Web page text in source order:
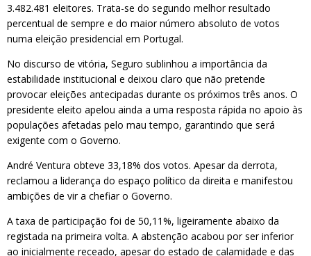
3.482.481 eleitores. Trata-se do segundo melhor resultado
percentual de sempre e do maior número absoluto de votos
numa eleição presidencial em Portugal.
No discurso de vitória, Seguro sublinhou a importância da
estabilidade institucional e deixou claro que não pretende
provocar eleições antecipadas durante os próximos três anos. O
presidente eleito apelou ainda a uma resposta rápida no apoio às
populações afetadas pelo mau tempo, garantindo que será
exigente com o Governo.
André Ventura obteve 33,18% dos votos. Apesar da derrota,
reclamou a liderança do espaço político da direita e manifestou
ambições de vir a chefiar o Governo.
A taxa de participação foi de 50,11%, ligeiramente abaixo da
registada na primeira volta. A abstenção acabou por ser inferior
ao inicialmente receado, apesar do estado de calamidade e das